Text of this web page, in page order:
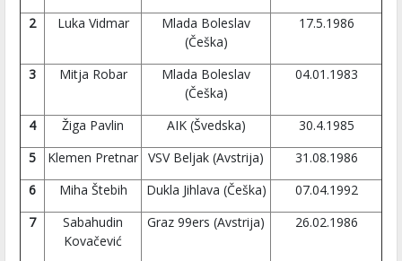
2
Luka Vidmar
Mlada Boleslav
(Češka)
17.5.1986
3 Mitja Robar
Mlada Boleslav
(Češka)
04.01.1983
4 Žiga Pavlin AIK (Švedska)
30.4.1985
5
Klemen Pretnar VSV Beljak (Avstrija)
31.08.1986
6
Miha Štebih Dukla Jihlava (Češka)
07.04.1992
7
Sabahudin
Kovačević
Graz 99ers (Avstrija) 26.02.1986